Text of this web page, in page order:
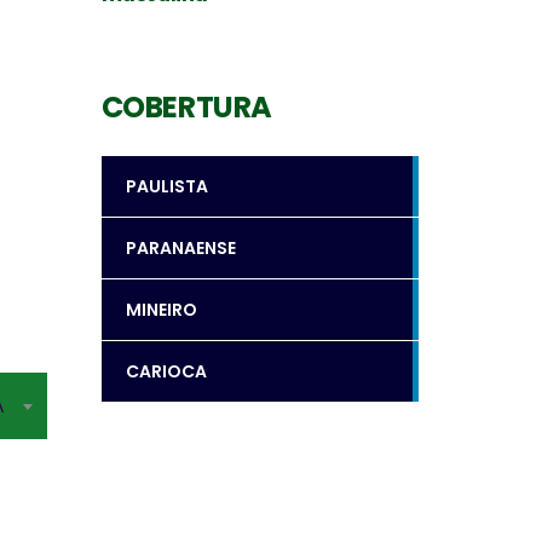
COBERTURA
PAULISTA
PARANAENSE
MINEIRO
CARIOCA